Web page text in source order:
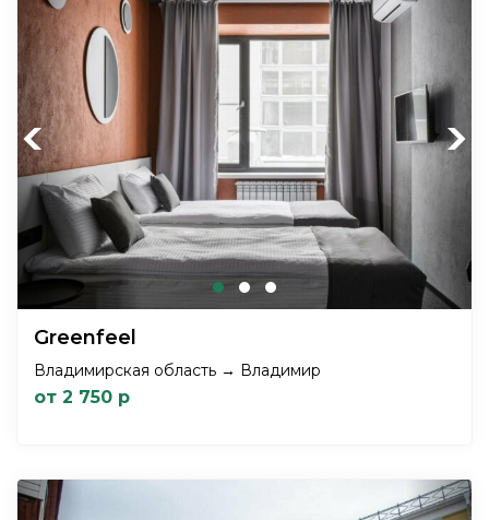
Previous Next
Greenfeel
Владимирская область → Владимир
от 2 750 р